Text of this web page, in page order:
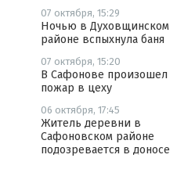
07 октября, 15:29
Ночью в Духовщинском
районе вспыхнула баня
07 октября, 15:20
В Сафонове произошел
пожар в цеху
06 октября, 17:45
Житель деревни в
Сафоновском районе
подозревается в доносе